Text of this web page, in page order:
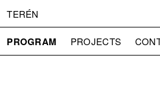
TERÉN
PROGRAM PROJECTS